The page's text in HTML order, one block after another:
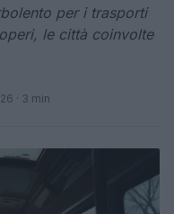
per i trasporti
le città coinvolte
· 3 min